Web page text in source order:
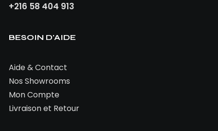
+216 58 404 913
BESOIN D'AIDE
Aide & Contact
Nos Showrooms
Mon Compte
Livraison et Retour